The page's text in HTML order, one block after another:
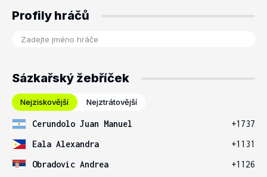
Profily hráčů
Sázkařský žebříček
Nejziskovější Nejztrátovější
Cerundolo Juan Manuel
+1737
Eala Alexandra
+1131
Obradovic Andrea
+1126